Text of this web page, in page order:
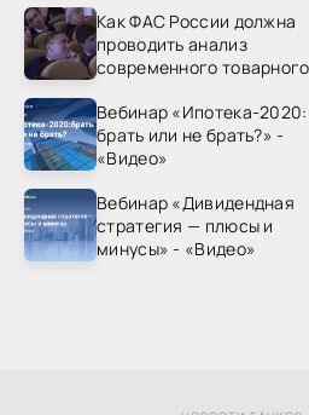
Как ФАС России должна
проводить анализ
современного товарного
России»
Вебинар «Ипотека-2020:
брать или не брать?» -
«Видео»
Вебинар «Дивидендная
стратегия — плюсы и
минусы» - «Видео»